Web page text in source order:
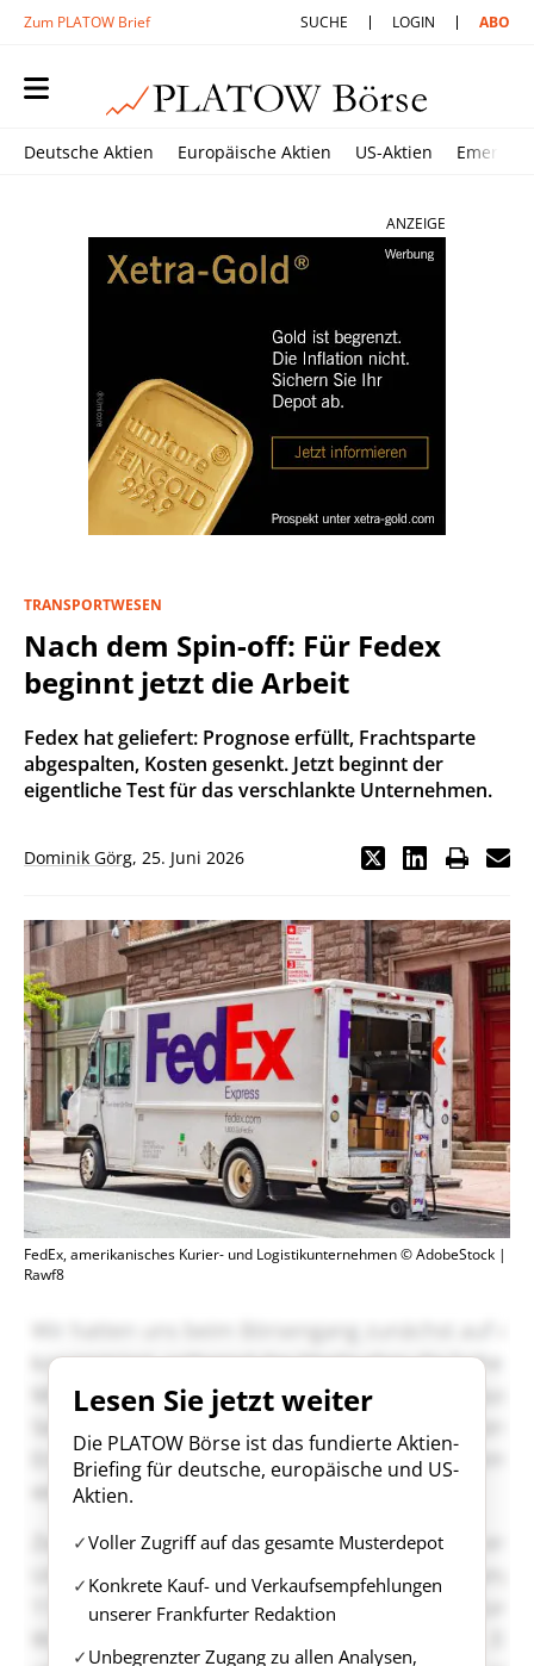
Zum PLATOW Brief SUCHE LOGIN ABO
Deutsche Aktien Europäische Aktien US-Aktien
ANZEIGE
TRANSPORTWESEN
Nach dem Spin-off: Für Fedex
beginnt jetzt die Arbeit
Fedex hat geliefert: Prognose erfüllt, Frachtsparte
abgespalten, Kosten gesenkt. Jetzt beginnt der
eigentliche Test für das verschlankte Unternehmen.
Dominik Görg, 25. Juni 2026
FedEx, amerikanisches Kurier- und Logistikunternehmen © AdobeStock |
Rawf8
Lesen Sie jetzt weiter
Die PLATOW Börse ist das fundierte Aktien-
Briefing für deutsche, europäische und US-
Aktien.
Voller Zugriff auf das gesamte Musterdepot
Konkrete Kauf- und Verkaufsempfehlungen
unserer Frankfurter Redaktion
Unbegrenzter Zugang zu allen Analysen,